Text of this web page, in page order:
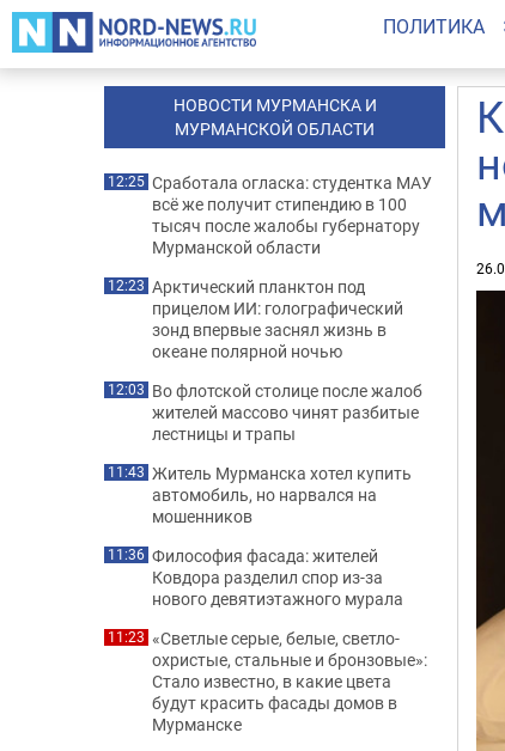
ПОЛИТИКА
НОВОСТИ МУРМАНСКА И
МУРМАНСКОЙ ОБЛАСТИ
12:25 Сработала огласка: студентка МАУ
всё же получит стипендию в 100
тысяч после жалобы губернатору
Мурманской области
12:23 Арктический планктон под
прицелом ИИ: голографический
зонд впервые заснял жизнь в
океане полярной ночью
12:03 Во флотской столице после жалоб
жителей массово чинят разбитые
лестницы и трапы
11:43 Житель Мурманска хотел купить
автомобиль, но нарвался на
мошенников
11:36 Философия фасада: жителей
Ковдора разделил спор из-за
нового девятиэтажного мурала
11:23 «Светлые серые, белые, светло-
охристые, стальные и бронзовые»:
Стало известно, в какие цвета
будут красить фасады домов в
Мурманске